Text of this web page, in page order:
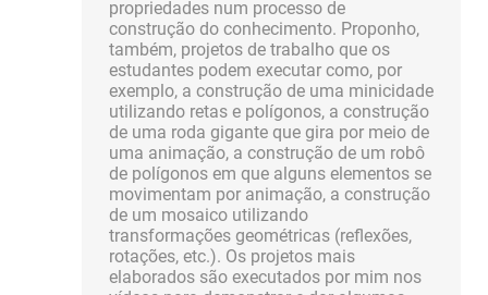
propriedades num processo de
construção do conhecimento. Proponho,
também, projetos de trabalho que os
estudantes podem executar como, por
exemplo, a construção de uma minicidade
utilizando retas e polígonos, a construção
de uma roda gigante que gira por meio de
uma animação, a construção de um robô
de polígonos em que alguns elementos se
movimentam por animação, a construção
de um mosaico utilizando
transformações geométricas (reflexões,
rotações, etc.). Os projetos mais
elaborados são executados por mim nos